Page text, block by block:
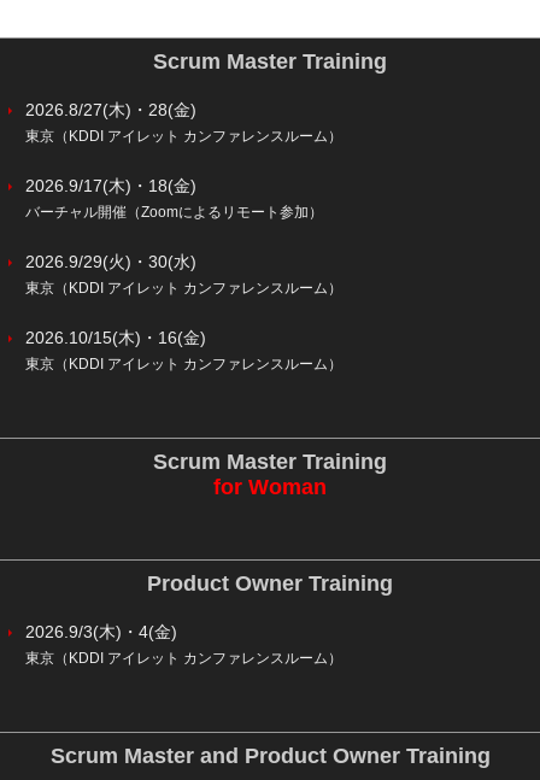
Scrum Master Training
2026.8/27(木)・28(金)
東京（KDDI アイレット カンファレンスルーム）
2026.9/17(木)・18(金)
バーチャル開催（Zoomによるリモート参加）
2026.9/29(火)・30(水)
東京（KDDI アイレット カンファレンスルーム）
2026.10/15(木)・16(金)
東京（KDDI アイレット カンファレンスルーム）
Scrum Master Training
for Woman
Product Owner Training
2026.9/3(木)・4(金)
東京（KDDI アイレット カンファレンスルーム）
Scrum Master and Product Owner Training